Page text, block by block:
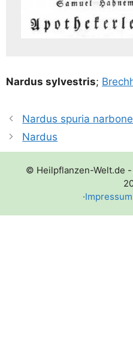
Nar­dus syl­vestris;
Nardus spuria
Nardus
© Heilpflanzen-Welt.de
·Impressum